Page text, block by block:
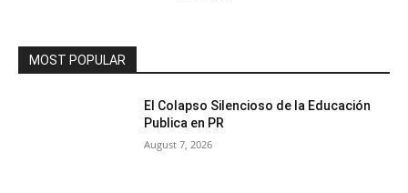
MOST POPULAR
El Colapso Silencioso de la Educación
Publica en PR
August 7, 2026